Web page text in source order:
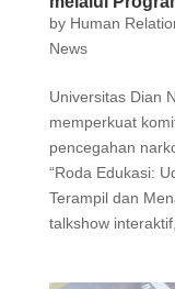
by Human
News
Universitas Dian
memperkuat
pencegahan
“Roda Edukasi:
Terampil dan
talkshow